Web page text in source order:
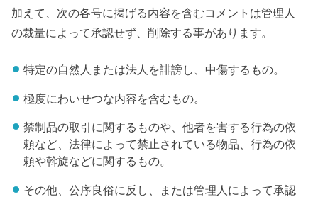
加えて、次の各号に掲げる内容を含むコメントは管理人
の裁量によって承認せず、削除する事があります。
特定の自然人または法人を誹謗し、中傷するもの。
極度にわいせつな内容を含むもの。
禁制品の取引に関するものや、他者を害する行為の依
頼など、法律によって禁止されている物品、行為の依
頼や斡旋などに関するもの。
その他、公序良俗に反し、または管理人によって承認